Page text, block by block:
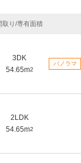
取り/専有面積
3DK
54.65m2
パノラマ
2LDK
54.65m2